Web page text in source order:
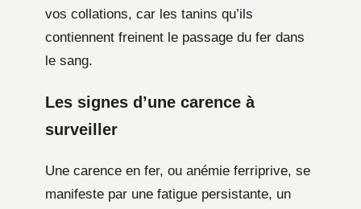
vos collations, car les tanins qu’ils
contiennent freinent le passage du fer dans
le sang.
Les signes d’une carence à
surveiller
Une carence en fer, ou anémie ferriprive, se
manifeste par une fatigue persistante, un